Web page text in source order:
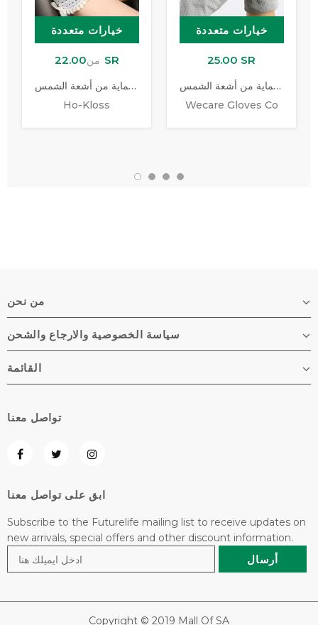
خيارات متعددة
من 22.00 SR
قفاز للحماية من أشعة الشمس
Ho-Kloss
خيارات متعددة
25.00 SR
قفازات القيادة للحماية من أشعة الشمس
Wecare Gloves Co
من نحن
سياسة الخصوصية والارجاع والشحن
القائمة
تواصل معنا
ابق على تواصل معنا
Subscribe to the Futurelife mailing list to receive updates on
new arrivals, special offers and other discount information.
Copyright © 2019 Mall Of SA